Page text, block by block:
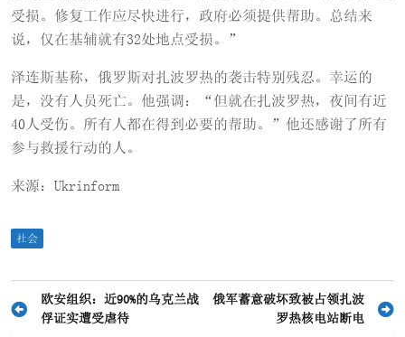
受损。修复工作应尽快进行，政府必须提供帮助。总结来
说，仅在基辅就有32处地点受损。”
泽连斯基称，俄罗斯对扎波罗热的袭击特别残忍。幸运的
是，没有人员死亡。他强调：“但就在扎波罗热，夜间有近
40人受伤。所有人都在得到必要的帮助。”他还感谢了所有
参与救援行动的人。
来源：Ukrinform
社会
文
欧安组织：近90%的乌克兰战
俘证实遭受虐待
俄军蓄意破坏致被占领扎波
罗热核电站断电